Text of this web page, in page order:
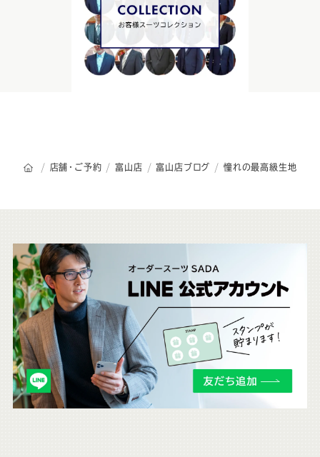
オーダースーツSADAのトップページ
店舗・ご予約 富山店 富山店ブログ 憧れの最高級生地
こ
ち
ら
も
チ
ェ